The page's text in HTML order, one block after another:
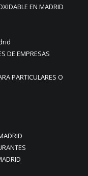
EN MADRID
DE EMPRESAS
PARTICULARES O